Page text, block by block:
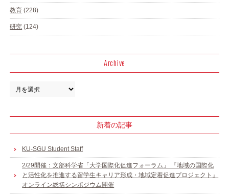
教育 (228)
研究 (124)
Archive
新着の記事
KU-SGU Student Staff
2/29開催：文部科学省「大学国際化促進フォーラム」 『地域の国際化
と活性化を推進する留学生キャリア形成・地域定着促進プロジェクト』
オンライン総括シンポジウム開催